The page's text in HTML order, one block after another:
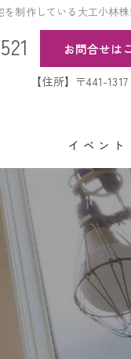
を制作している大工小林
お問合せは
【住所】〒441-
イベント